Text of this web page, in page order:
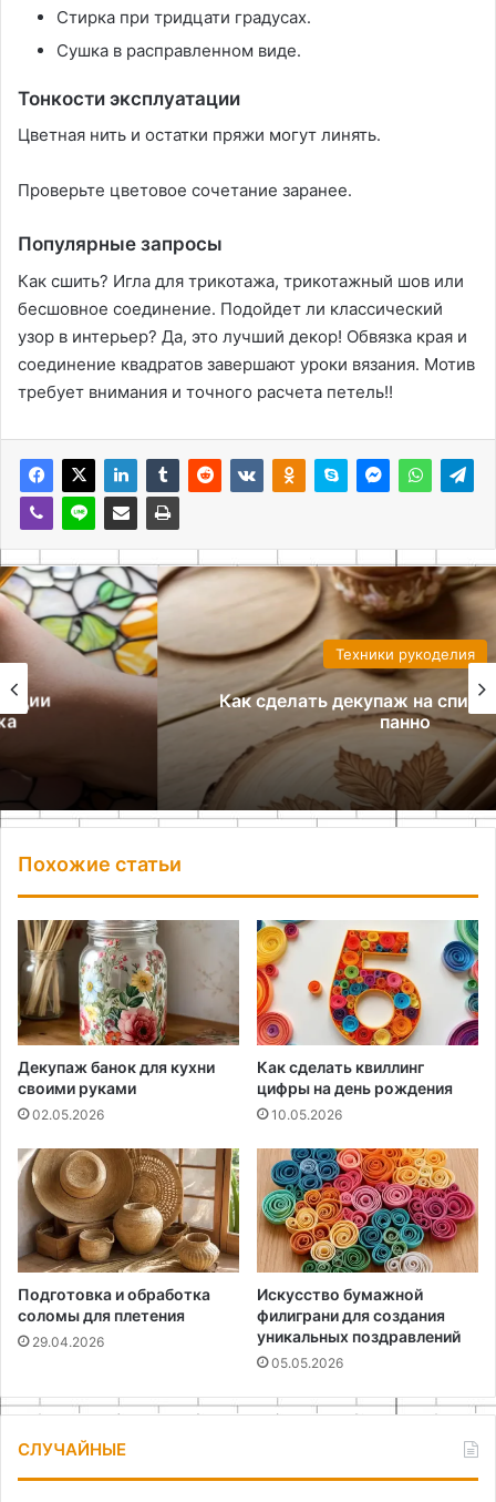
Стирка при тридцати градусах․
Сушка в расправленном виде․
Тонкости эксплуатации
Цветная нить и остатки пряжи могут линять․
Проверьте цветовое сочетание заранее․
Популярные запросы
Как сшить? Игла для трикотажа, трикотажный шов или
бесшовное соединение․ Подойдет ли классический
узор в интерьер? Да, это лучший декор! Обвязка края и
соединение квадратов завершают уроки вязания․ Мотив
требует внимания и точного расчета петель!!
Техники рукоделия
Как сделать декупаж на спиле дерева для
Похожие статьи
Декупаж банок для кухни
своими руками
02.05.2026
Как сделать квиллинг
цифры на день рождения
10.05.2026
Подготовка и обработка
соломы для плетения
29.04.2026
Искусство бумажной
филиграни для создания
уникальных поздравлений
05.05.2026
СЛУЧАЙНЫЕ